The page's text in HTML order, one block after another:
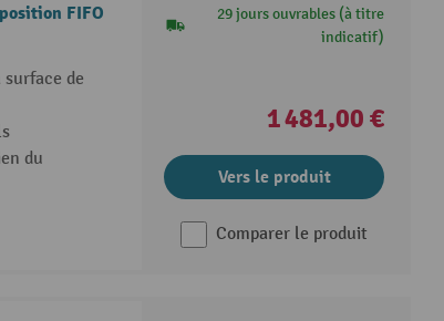
FIFO
de
du
29 jours ouvrables (à titre
indicatif)
1 481,00 €
Vers le produit
Comparer le produit